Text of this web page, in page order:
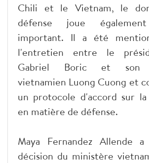
Chili et le Vietnam, le
défense joue
important. Il a été
l'entretien entre le
Gabriel Boric et son
vietnamien Luong Cuong et
un protocole d'accord sur
en matière de défense.
Maya Fernandez Allende
décision du ministère